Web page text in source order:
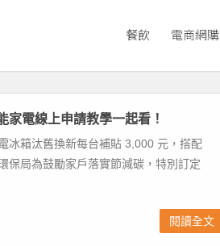
餐飲 電商網購
家電線上申請教學一起看！
冰箱汰舊換新每台補貼 3,000 元，搭配
保局為鼓勵家戶落實節減碳，特別訂定
閱讀全文